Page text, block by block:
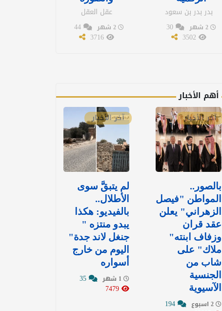
بدر بدر بن سعود
2 شهر 30
عقل العقل
2 شهر 44
3716
أهم الأخبار
آخر الأخبار
بالصور..
المواطن "فيصل
الزهراني" يعلن
عقد قران
وزفاف ابنته"
ملاك" على
شاب من
الجنسية
الآسيوية
آخر الأخبار
لم يتبقَّ سوى
الأطلال..
بالفيديو: هكذا
يبدو منتزه "
جنغل لاند جدة"
اليوم من خارج
أسواره